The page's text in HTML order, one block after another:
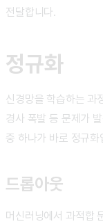
전달합니다.
정규화
신경망을 학습하는 과
경사 폭발 등 문제가
중 하나가 바로 정규화
드롭아웃
머신러닝에서 과적합